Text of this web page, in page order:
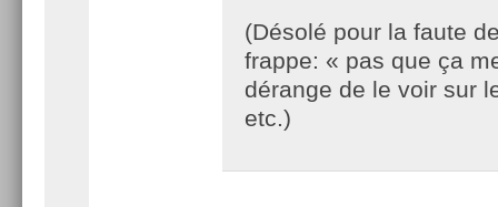
(Désolé pour la faute
frappe: « pas que ça
dérange de le voir sur
etc.)